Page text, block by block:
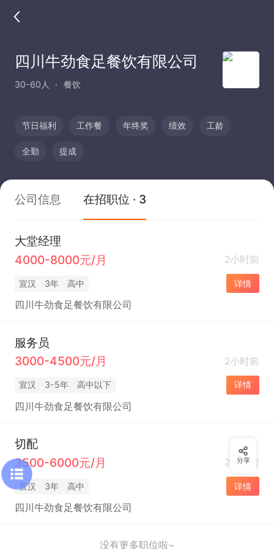
四川牛劲食足餐饮有限公司
30-60人 餐饮
节日福利 工作餐 年终奖 绩效 工龄
全勤 提成
公司信息 在招职位 · 3
大堂经理
4000-8000元/月
2小时前
宣汉 3年 高中 详情
四川牛劲食足餐饮有限公司
服务员
3000-4500元/月
2小时前
宣汉 3-5年 高中以下 详情
四川牛劲食足餐饮有限公司
切配
3500-6000元/月
2小时前
宣汉 3年 高中 详情
四川牛劲食足餐饮有限公司
没有更多职位啦~
分享